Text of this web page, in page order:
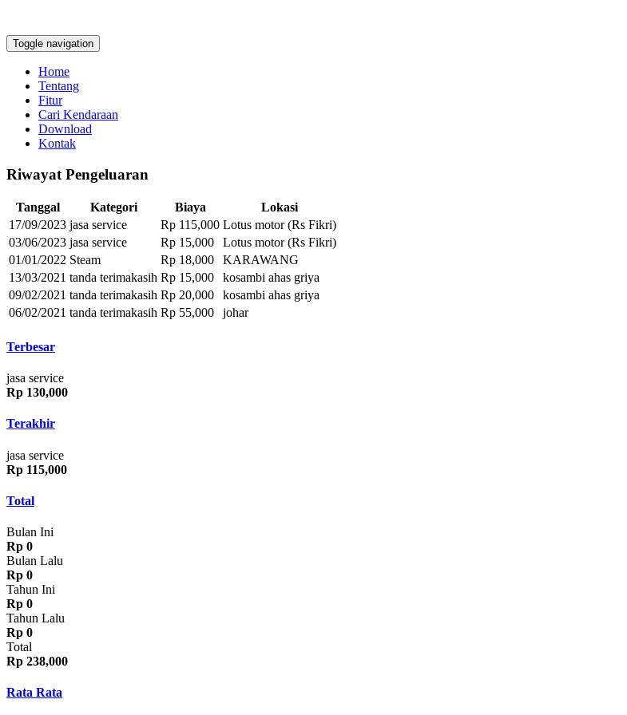
Toggle navigation
Home
Tentang
Fitur
Cari Kendaraan
Download
Kontak
Riwayat Pengeluaran
Tanggal Kategori Biaya
Lokasi
17/09/2023 jasa service Rp 115,000 Lotus motor (Rs Fikri)
03/06/2023 jasa service Rp 15,000
Lotus motor (Rs Fikri)
01/01/2022 Steam Rp 18,000
KARAWANG
13/03/2021 tanda terimakasih Rp 15,000
kosambi ahas griya
09/02/2021 tanda terimakasih Rp 20,000
kosambi ahas griya
06/02/2021 tanda terimakasih Rp 55,000 johar
Terbesar
jasa service
Rp 130,000
Terakhir
jasa service
Rp 115,000
Total
Bulan Ini
Rp 0
Bulan Lalu
Rp 0
Tahun Ini
Rp 0
Tahun Lalu
Rp 0
Total
Rp 238,000
Rata Rata